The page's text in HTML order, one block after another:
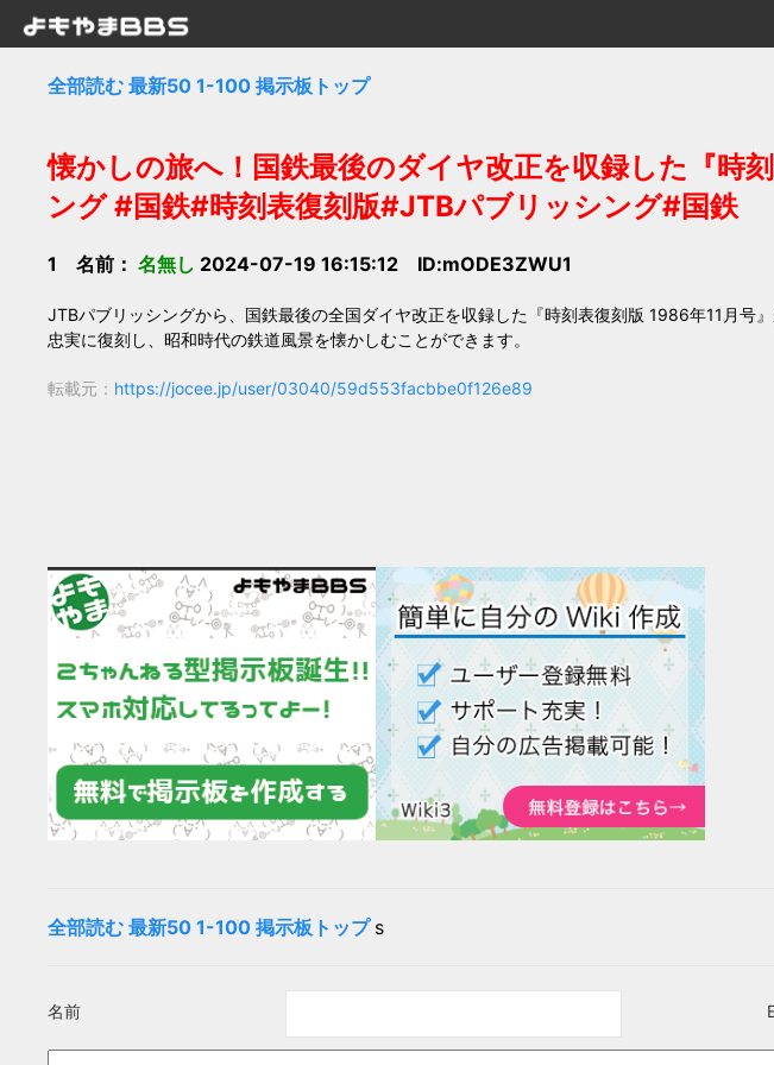
全部読む 最新50 1-100 掲示板トップ
懐かしの旅へ！国鉄最後のダイヤ改正を収録した『時
ング #国鉄#時刻表復刻版#JTBパブリッシング#国鉄
1 名前： 名無し 2024-07-19 16:15:12 ID:mODE3ZWU1
JTBパブリッシングから、国鉄最後の全国ダイヤ改正を収録した『時刻表復刻版 1986年11月号
忠実に復刻し、昭和時代の鉄道風景を懐かしむことができます。
転載元： https://jocee.jp/user/03040/59d553facbbe0f126e89
全部読む 最新50 1-100 掲示板トップ s
名前